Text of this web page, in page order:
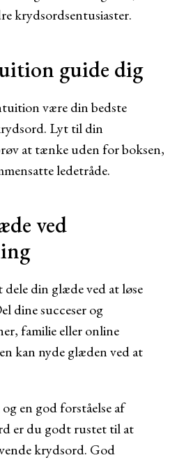
krydsordsentusiaster.
guide dig
være din bedste
Lyt til din
at tænke uden for boksen,
ledetråde.
ved
din glæde ved at løse
dine succeser og
familie eller online
kan nyde glæden ved at
en god forståelse af
er du godt rustet til at
krydsord. God